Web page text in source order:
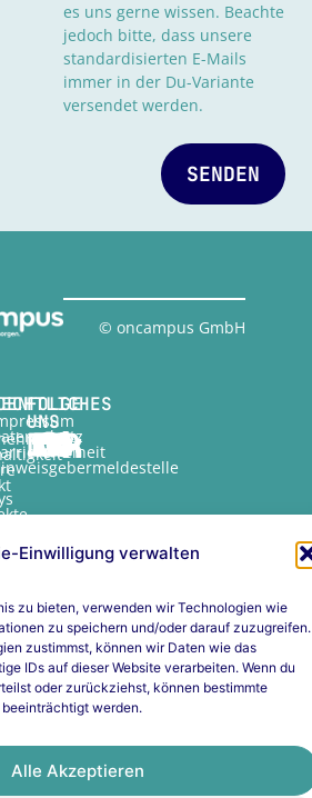
Einwilligung verwalten
zu bieten, verwenden wir Technologien wie
zu speichern und/oder darauf zuzugreifen.
zustimmst, können wir Daten wie das
IDs auf dieser Website verarbeiten. Wenn du
oder zurückziehst, können bestimmte
werden.
Alle Akzeptieren
es uns gerne wissen. Beachte
jedoch bitte, dass unsere
standardisierten E-Mails
immer in der Du-Variante
versendet werden.
SENDEN
FOLGE
UNS
© oncampus GmbH